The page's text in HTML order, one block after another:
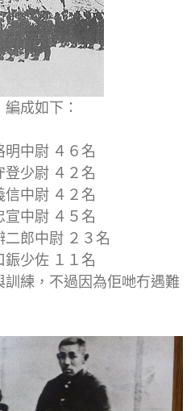
成如下：
中尉 ４６名
少尉 ４２名
中尉 ４２名
中尉 ４５名
郎中尉 ２３名
少佐 １１名
練，不過因為佢哋冇遇難